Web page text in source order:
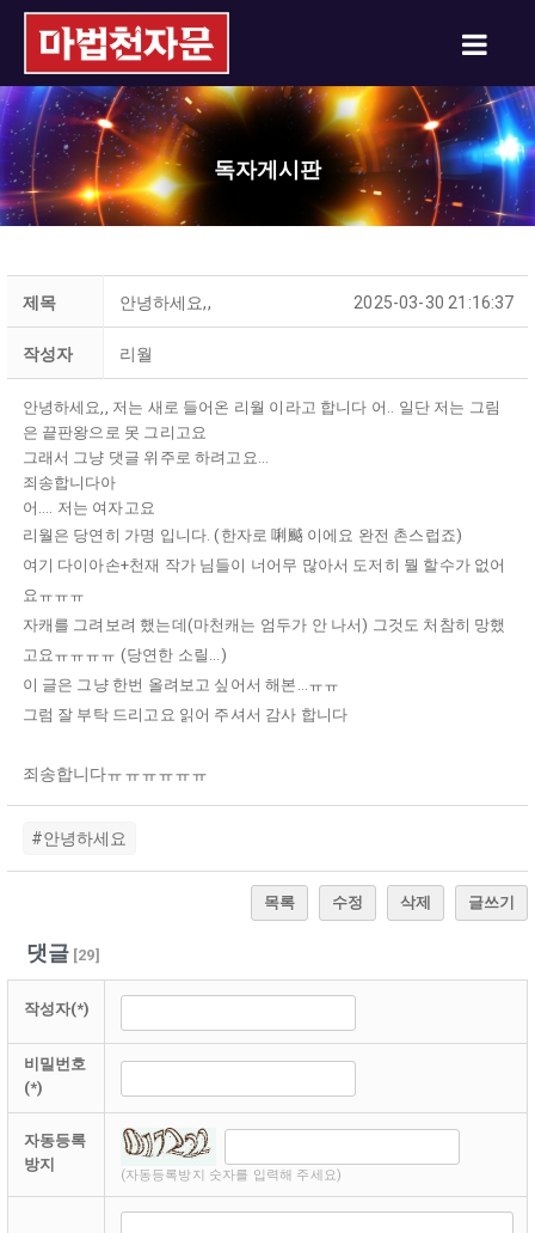
독자게시판
제목 안녕하세요,, 2025-03-30 21:16:37
작성자 리월
안녕하세요,, 저는 새로 들어온 리월 이라고 합니다 어.. 일단 저는 그림
은 끝판왕으로 못 그리고요
그래서 그냥 댓글 위주로 하려고요...
죄송합니다아
어.... 저는 여자고요
리월은 당연히 가명 입니다. (한자로 唎䬂 이에요 완전 촌스럽죠)
여기 다이아손+천재 작가 님들이 너어무 많아서 도저히 뭘 할수가 없어
요ㅠㅠㅠ
자캐를 그려보려 했는데(마천캐는 엄두가 안 나서) 그것도 처참히 망했
고요ㅠㅠㅠㅠ (당연한 소릴...)
이 글은 그냥 한번 올려보고 싶어서 해본...ㅠㅠ
그럼 잘 부탁 드리고요 읽어 주셔서 감사 합니다
죄송합니다ㅠㅠㅠㅠㅠㅠ
#안녕하세요
목록 수정 삭제 글쓰기
댓글[29]
작성자(*)
비밀번호
(*)
자동등록
방지
(자동등록방지 숫자를 입력해 주세요)